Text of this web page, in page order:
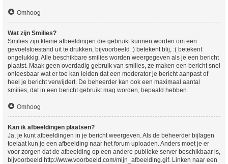
Omhoog
Wat zijn Smilies?
Smilies zijn kleine afbeeldingen die gebruikt kunnen worden om een
gevoelstoestand uit te drukken, bijvoorbeeld :) betekent blij, :( betekent
ongelukkig. Alle beschikbare smilies worden weergegeven als je een bericht
plaatst. Maak geen overdadig gebruik van smilies, ze maken een bericht snel
onleesbaar wat er toe kan leiden dat een moderator je bericht aanpast of
heel je bericht verwijdert. De beheerder kan ook een maximaal aantal
smilies, dat in een bericht gebruikt mag worden, bepaald hebben.
Omhoog
Kan ik afbeeldingen plaatsen?
Ja, je kunt afbeeldingen in je bericht weergeven. Als de beheerder bijlagen
toelaat kun je een afbeelding naar het forum uploaden. Anders moet je er
voor zorgen dat de afbeelding op een andere publieke server beschikbaar is,
bijvoorbeeld http://www.voorbeeld.com/mijn_afbeelding.gif. Linken naar een